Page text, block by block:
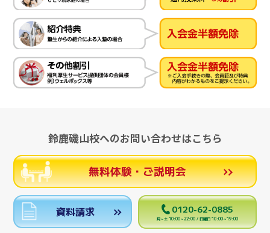
鈴鹿磯山校へのお問い合わせはこちら
無料体験・ご説明会
資料請求 0120-62-0885
月～土 10:00～22:00 / 日曜日 10:00～19:00